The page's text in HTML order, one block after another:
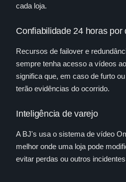
cada loja.
Confiabilidade 24 horas por
Recursos de failover e
sempre tenha acesso a vídeos
significa que, em caso de furto
terão evidências do ocorrido.
Inteligência de varejo
A BJ's usa o sistema de vídeo
melhor onde uma loja pode
evitar perdas ou outros